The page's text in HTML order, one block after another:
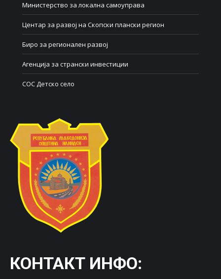
Министерство за локална самоуправа
Центар за развој на Скопски плански регион
Биро за регионален развој
Агенција за странски инвестиции
СОС Детско село
КОНТАКТ ИНФО: